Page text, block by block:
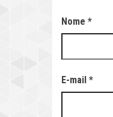
Nome *
E-mail *